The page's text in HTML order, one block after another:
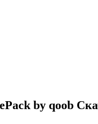
by qoob